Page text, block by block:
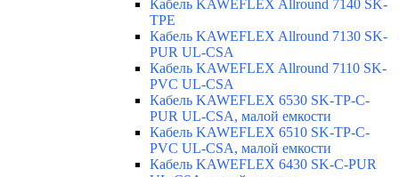
Кабель KAWEFLEX Allround 7140 SK-
TPE
Кабель KAWEFLEX Allround 7130 SK-
PUR UL-CSA
Кабель KAWEFLEX Allround 7110 SK-
PVC UL-CSA
Кабель KAWEFLEX 6530 SK-TP-C-
PUR UL-CSA, малой емкости
Кабель KAWEFLEX 6510 SK-TP-C-
PVC UL-CSA, малой емкости
Кабель KAWEFLEX 6430 SK-C-PUR